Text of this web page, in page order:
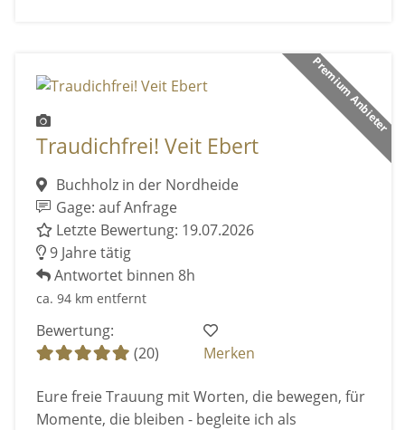
Premium Anbieter
Traudichfrei! Veit Ebert
Buchholz in der Nordheide
Gage: auf Anfrage
Letzte Bewertung: 19.07.2026
9 Jahre tätig
Antwortet binnen 8h
ca. 94 km entfernt
Bewertung:
(20)
Merken
Eure freie Trauung mit Worten, die bewegen, für
Momente, die bleiben - begleite ich als